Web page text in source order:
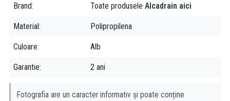
Brand Toate produsele Alcadrain aici
Material Polipropilena
Culoare Alb
Garantie 2 ani
Fotografia are un caracter informativ și poate conține